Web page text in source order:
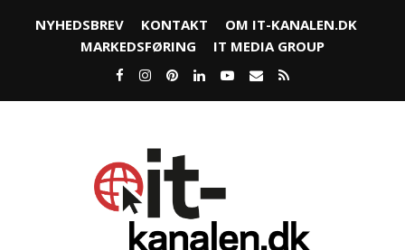
NYHEDSBREV KONTAKT
OM IT-KANALEN.DK
MARKEDSFØRING
IT MEDIA GROUP